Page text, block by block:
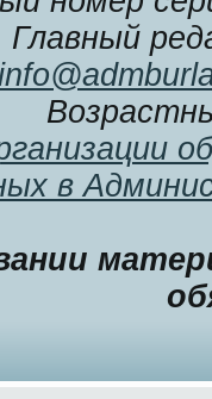
Главный
в